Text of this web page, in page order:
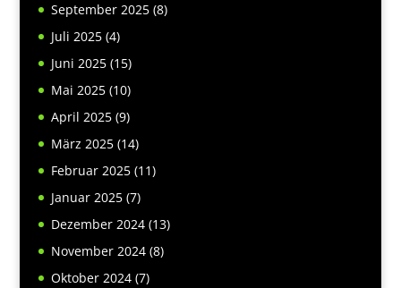
September 2025(8)
Juli 2025(4)
Juni 2025(15)
Mai 2025(10)
April 2025(9)
März 2025(14)
Februar 2025(11)
Januar 2025(7)
Dezember 2024(13)
November 2024(8)
Oktober 2024(7)